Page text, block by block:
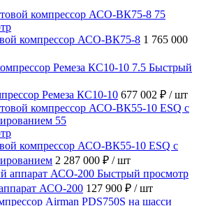
компрессор АСО-ВК75-8 1 765 000
Быстрый
Ремеза КС10-10 677 002 ₽ / шт
компрессор АСО-ВК55-10 ESQ с
2 287 000 ₽ / шт
Быстрый просмотр
АСО-200 127 900 ₽ / шт